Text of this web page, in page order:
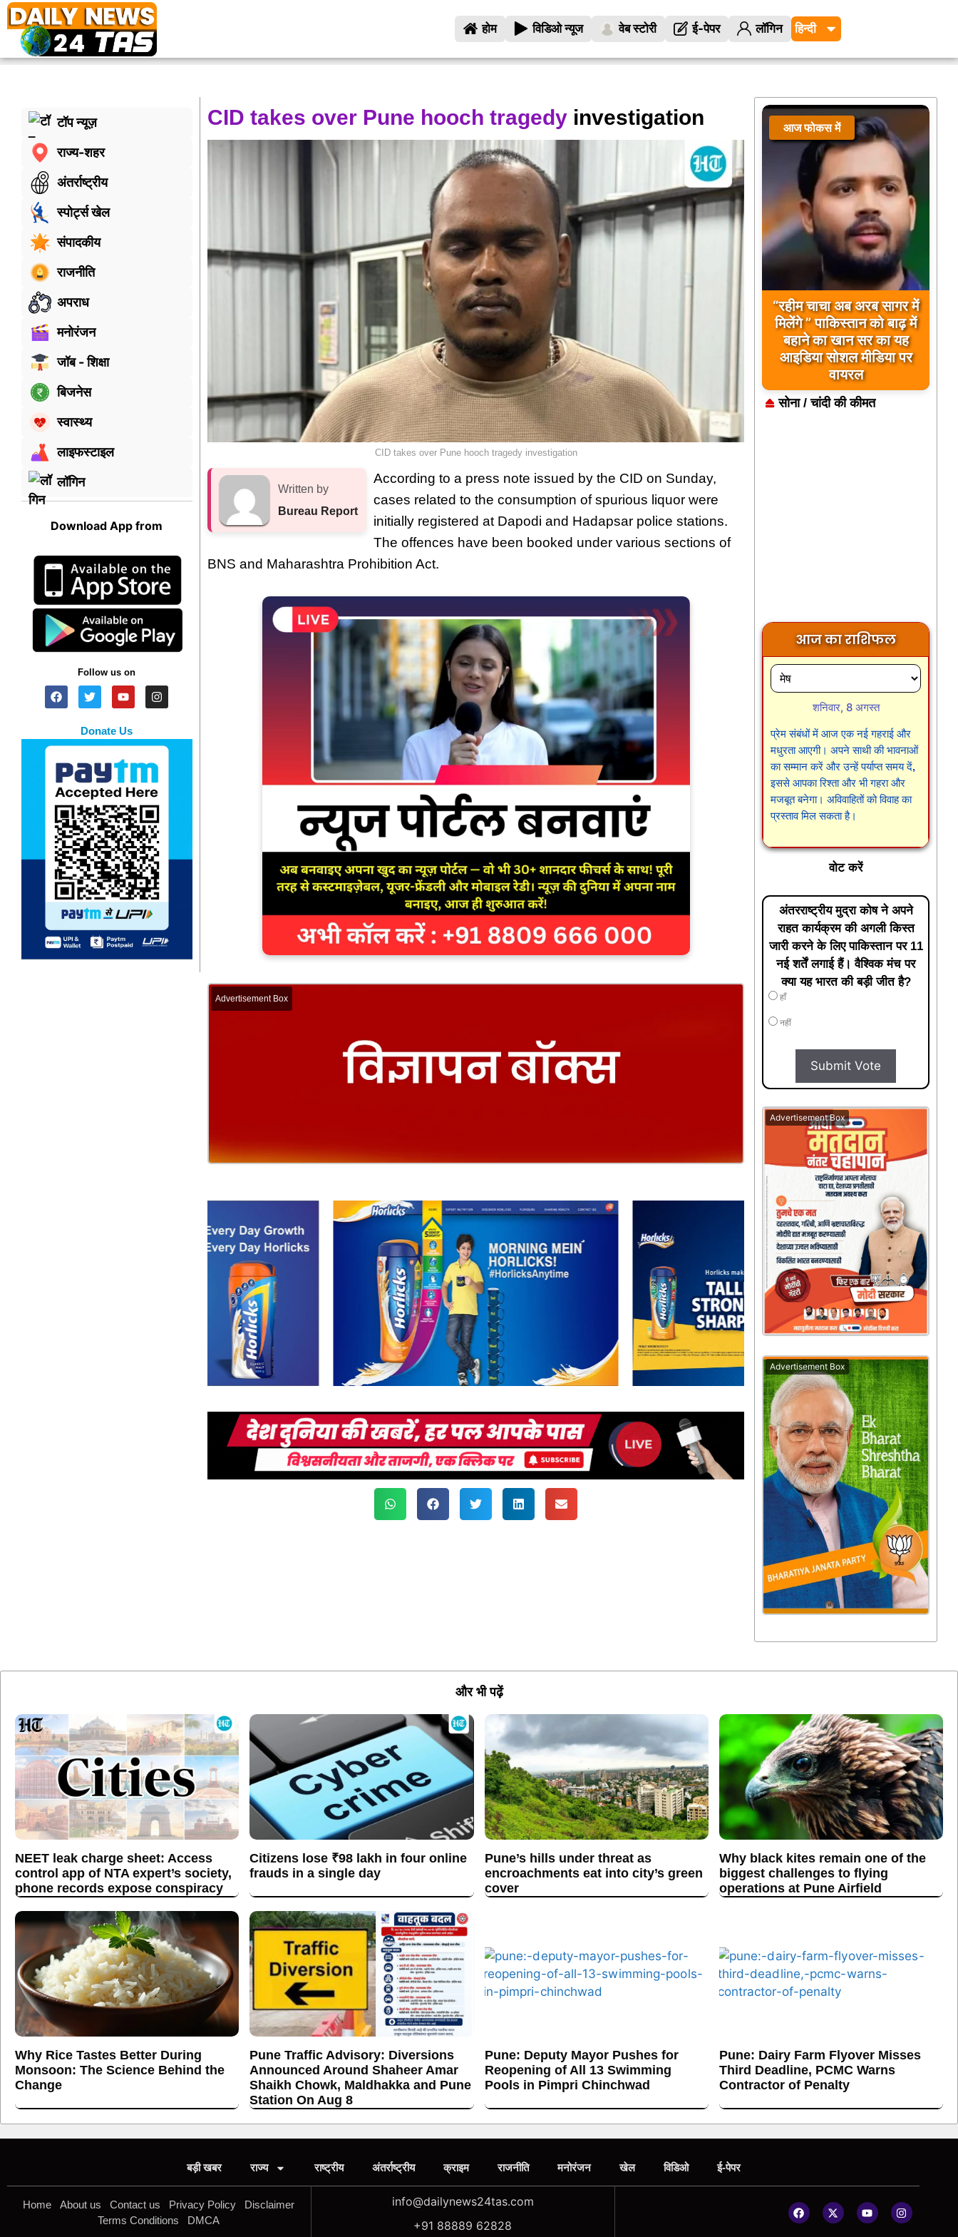
होम विडिओ न्यूज वेब स्टोरी ई-पेपर लॉगिन
टॉप न्यूज़
राज्य-शहर
अंतर्राष्ट्रीय
स्पोर्ट्स खेल
संपादकीय
राजनीति
अपराध
मनोरंजन
जॉब - शिक्षा
बिजनेस
स्वास्थ्य
लाइफस्टाइल
लॉगिन
Download App from
Follow us on
Donate Us
CID takes over Pune hooch tragedyinvestigation
CID takes over Pune hooch tragedy investigation
Written by
Bureau Report
According to a press note issued by the CID on Sunday,
cases related to the consumption of spurious liquor were
initially registered at Dapodi and Hadapsar police stations.
The offences have been booked under various sections of
BNS and Maharashtra Prohibition Act.
Advertisement Box
आज फोकस में
बिलावल भुट्टो द्वारा सिंधु नदी
और भारत को लेकर दिए गए
बयान पर भारत के केंद्रीय
मंत्रियों की कड़ी प्रतिक्रिया
सोना / चांदी की कीमत
आज का राशिफल
शनिवार, 8 अगस्त
प्रेम संबंधों में आज एक नई गहराई और
मधुरता आएगी। अपने साथी की भावनाओं
का सम्मान करें और उन्हें पर्याप्त समय दें,
इससे आपका रिश्ता और भी गहरा और
मजबूत बनेगा। अविवाहितों को विवाह का
प्रस्ताव मिल सकता है।
वोट करें
अंतरराष्ट्रीय मुद्रा कोष ने अपने
राहत कार्यक्रम की अगली किस्त
जारी करने के लिए पाकिस्तान पर 11
नई शर्तें लगाई हैं। वैश्विक मंच पर
क्या यह भारत की बड़ी जीत है?
हाँ
नहीं
Submit Vote
Advertisement Box
Advertisement Box
और भी पढ़ें
NEET leak charge sheet: Access
control app of NTA expert’s society,
phone records expose conspiracy
Citizens lose ₹98 lakh in four online
frauds in a single day
Pune’s hills under threat as
encroachments eat into city’s green
cover
Why black kites remain one of the
biggest challenges to flying
operations at Pune Airfield
Why Rice Tastes Better During
Monsoon: The Science Behind the
Change
Pune Traffic Advisory: Diversions
Announced Around Shaheer Amar
Shaikh Chowk, Maldhakka and Pune
Station On Aug 8
Pune: Deputy Mayor Pushes for
Reopening of All 13 Swimming
Pools in Pimpri Chinchwad
Pune: Dairy Farm Flyover Misses
Third Deadline, PCMC Warns
Contractor of Penalty
बड़ी खबर राज्य राष्ट्रीय अंतर्राष्ट्रीय क्राइम राजनीति मनोरंजन खेल विडिओ ई-पेपर
Home About us Contact us Privacy Policy
Disclaimer
Terms Conditions
DMCA
info@dailynews24tas.com
+91 88889 62828